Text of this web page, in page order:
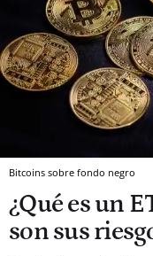
Bitcoins sobre fondo negro
¿Qué es un
son sus